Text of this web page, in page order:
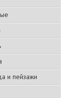
и пейзажи